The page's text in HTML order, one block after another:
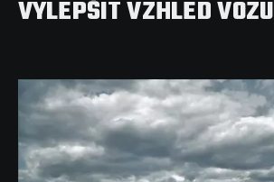
VYLEPŠIT VZHLED VOZU